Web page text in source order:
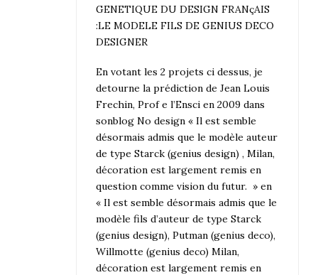
GENETIQUE DU DESIGN FRANçAIS
:LE MODELE FILS DE GENIUS DECO
DESIGNER
En votant les 2 projets ci dessus, je
detourne la prédiction de Jean Louis
Frechin, Prof e l’Ensci en 2009 dans
sonblog No design « Il est semble
désormais admis que le modèle auteur
de type Starck (genius design) , Milan,
décoration est largement remis en
question comme vision du futur. » en
« Il est semble désormais admis que le
modèle fils d’auteur de type Starck
(genius design), Putman (genius deco),
Willmotte (genius deco) Milan,
décoration est largement remis en